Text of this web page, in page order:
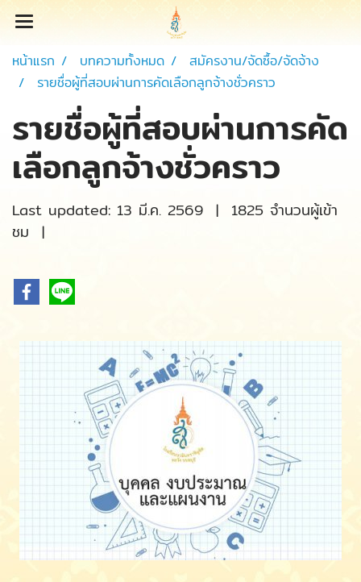
หน้าแรก บทความทั้งหมด
สมัครงาน/จัดซื้อ/จัดจ้าง
รายชื่อผู้ที่สอบผ่านการคัดเลือกลูกจ้างชั่วคราว
รายชื่อผู้ที่สอบผ่านการคัด
เลือกลูกจ้างชั่วคราว
Last updated: 13 มี.ค. 2569 | 1825 จำนวนผู้เข้า
ชม |